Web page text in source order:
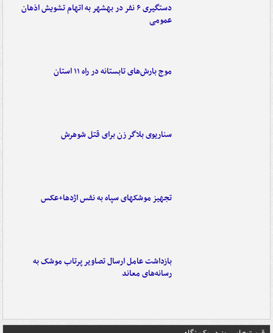
دستگیری ۶ نفر در بهشهر به اتهام تشویش اذهان
عمومی
موج بارش‌های تابستانه در راه ۱۱ استان
سناریوی بلاگر زن برای قتل شوهرش
تجهیز موشکهای سپاه به نفس اژدها+عکس
بازداشت عامل ارسال تصاویر پرتاب موشک به
رسانه‌های معاند